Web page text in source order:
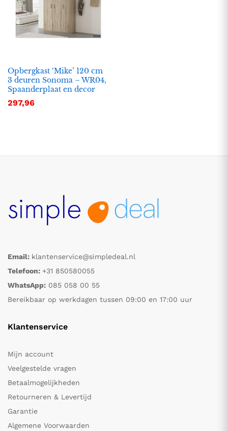
Opbergkast ‘Mike’ 120 cm
3 deuren Sonoma – WR04,
Spaanderplaat en decor
297,96
Email: klantenservice@simpledeal.nl
Telefoon: +31 850580055
WhatsApp: 085 058 00 55
Bereikbaar op werkdagen tussen 09:00 en 17:00 uur
Klantenservice
Mijn account
Veelgestelde vragen
Betaalmogelijkheden
Retourneren & Levertijd
Garantie
Algemene Voorwaarden